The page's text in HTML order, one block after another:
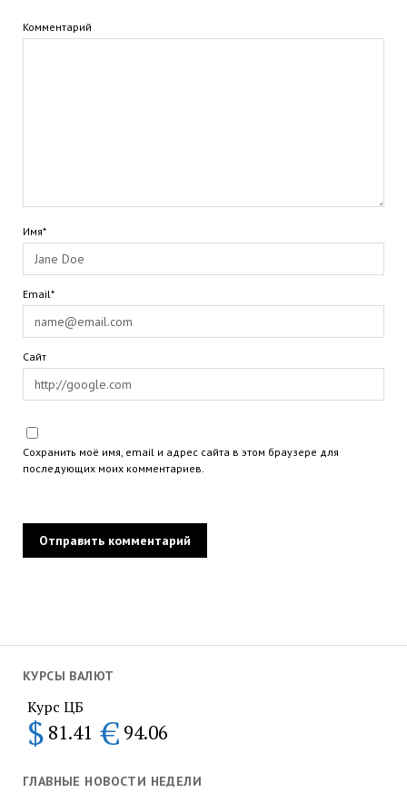
КУРСЫ ВАЛЮТ
Курс ЦБ
$ 81.41 € 94.06
ГЛАВНЫЕ НОВОСТИ НЕДЕЛИ
Комментарий
Имя*
Email*
Сайт
Сохранить моё имя, email и адрес сайта в этом браузере для
последующих моих комментариев.